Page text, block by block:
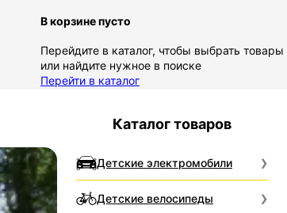
В корзине пусто
Перейдите в каталог, чтобы выбрать товары
или найдите нужное в поиске
Перейти в каталог
Каталог товаров
Детские электромобили
Детские велосипеды